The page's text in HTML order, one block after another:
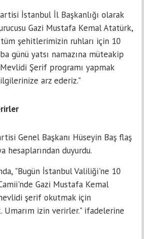
İstanbul İl Başkanlığı olarak
Gazi Mustafa Kemal Atatürk,
şehitlerimizin ruhları için 10
günü yatsı namazına müteakip
Şerif programı yapmak
arz ederiz."
Genel Başkanı Hüseyin Baş flaş
hesaplarından duyurdu.
"Bugün İstanbul Valiliği'ne 10
Gazi Mustafa Kemal
şerif okutmak için
Umarım izin verirler." ifadelerine